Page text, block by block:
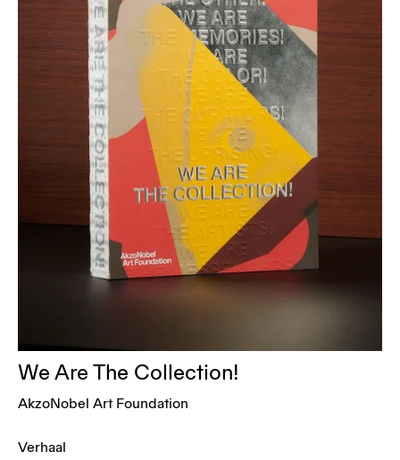
We Are The Collection!
AkzoNobel Art Foundation
Verhaal